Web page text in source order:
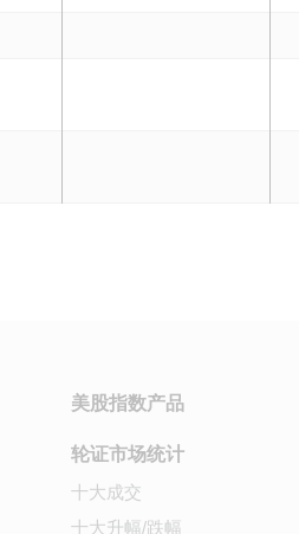
美股指数产品
轮证市场统计
十大成交
十大升幅/跌幅